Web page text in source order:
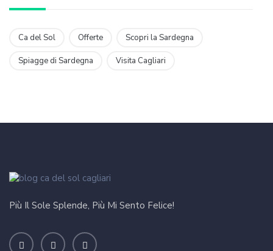
Ca del Sol Offerte Scopri la Sardegna
Spiagge di Sardegna Visita Cagliari
Più Il Sole Splende, Più Mi Sento Felice!